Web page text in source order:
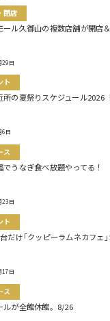
閉店
ール久御山の複数店舗が開店
日
ト
所の夏祭りスケジュール2026
日
ス
でうなぎ食べ放題やってる！
日
ト
だけ｢クッピーラムネカフェ
日
ス
ルが全館休館。8/26